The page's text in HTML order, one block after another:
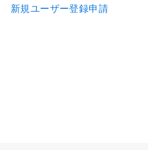
新規ユーザー登録申請